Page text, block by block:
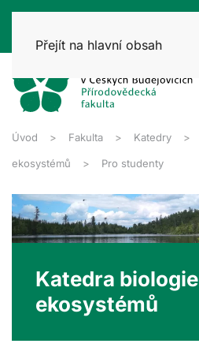
Přejít na hlavní obsah
Úvod Fakulta Katedry
ekosystémů Pro studenty
Katedra biologie
ekosystémů